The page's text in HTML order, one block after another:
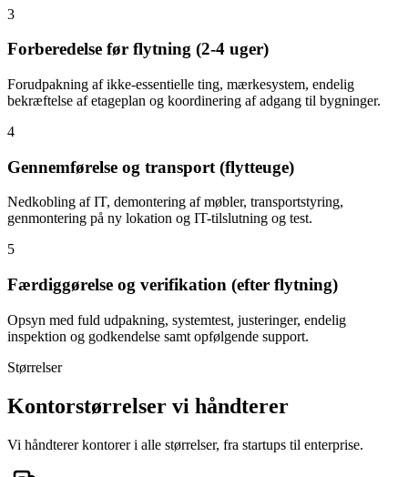
3
Forberedelse før flytning (2-4 uger)
Forudpakning af ikke-essentielle ting, mærkesystem, endelig
bekræftelse af etageplan og koordinering af adgang til bygninger.
4
Gennemførelse og transport (flytteuge)
Nedkobling af IT, demontering af møbler, transportstyring,
genmontering på ny lokation og IT-tilslutning og test.
5
Færdiggørelse og verifikation (efter flytning)
Opsyn med fuld udpakning, systemtest, justeringer, endelig
inspektion og godkendelse samt opfølgende support.
Størrelser
Kontorstørrelser vi håndterer
Vi håndterer kontorer i alle størrelser, fra startups til enterprise.